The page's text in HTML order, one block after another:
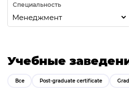
Специальность
Учебные
Все Post-graduate certificate